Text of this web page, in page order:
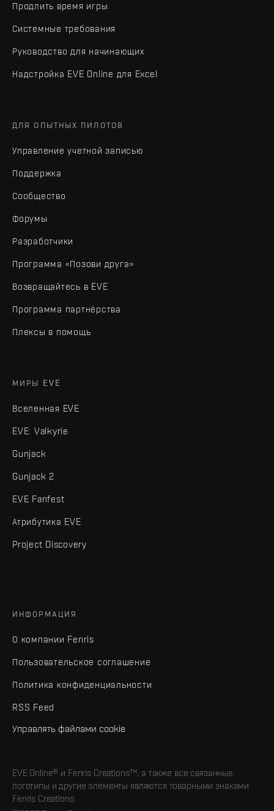
Продлить время игры
Системные требования
Руководство для начинающих
Надстройка EVE Online для Excel
ДЛЯ ОПЫТНЫХ ПИЛОТОВ
Управление учетной записью
Поддержка
Сообщество
Форумы
Разработчики
Программа «Позови друга»
Возвращайтесь в EVE
Программа партнёрства
Плексы в помощь
МИРЫ EVE
Вселенная EVE
EVE: Valkyrie
Gunjack
Gunjack 2
EVE Fanfest
Атрибутика EVE
Project Discovery
ИНФОРМАЦИЯ
О компании Fenris
Пользовательское соглашение
Политика конфиденциальности
RSS Feed
Управлять файлами cookie
EVE Online® и Fenris Creations™, а также все связанные
логотипы и другие элементы являются товарными знаками
Fenris Creations.